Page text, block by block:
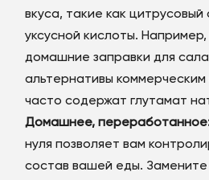
вкуса, такие как
уксусной кислоты. Например,
домашние заправки для
альтернативы
часто содержат глутамат
Домашнее,
нуля позволяет вам
состав вашей еды.